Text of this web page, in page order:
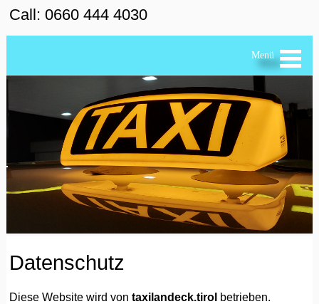
Datenschutz
Diese Website wird vontaxilandeck.tirol betrieben.
Call: 0660 444 4030
×
Datenschutz
Menü